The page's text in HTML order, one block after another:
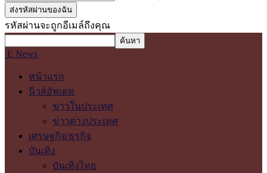
รหัสผ่านจะถูกอีเมล์ถึงคุณ
E News
หน้าแรก
นิวส์อัพเดท
ข่าวในประเทศ
ข่าวต่างประเทศ
เศรษฐกิจ/ธุรกิจ
บันเทิง
บันเทิงไทย